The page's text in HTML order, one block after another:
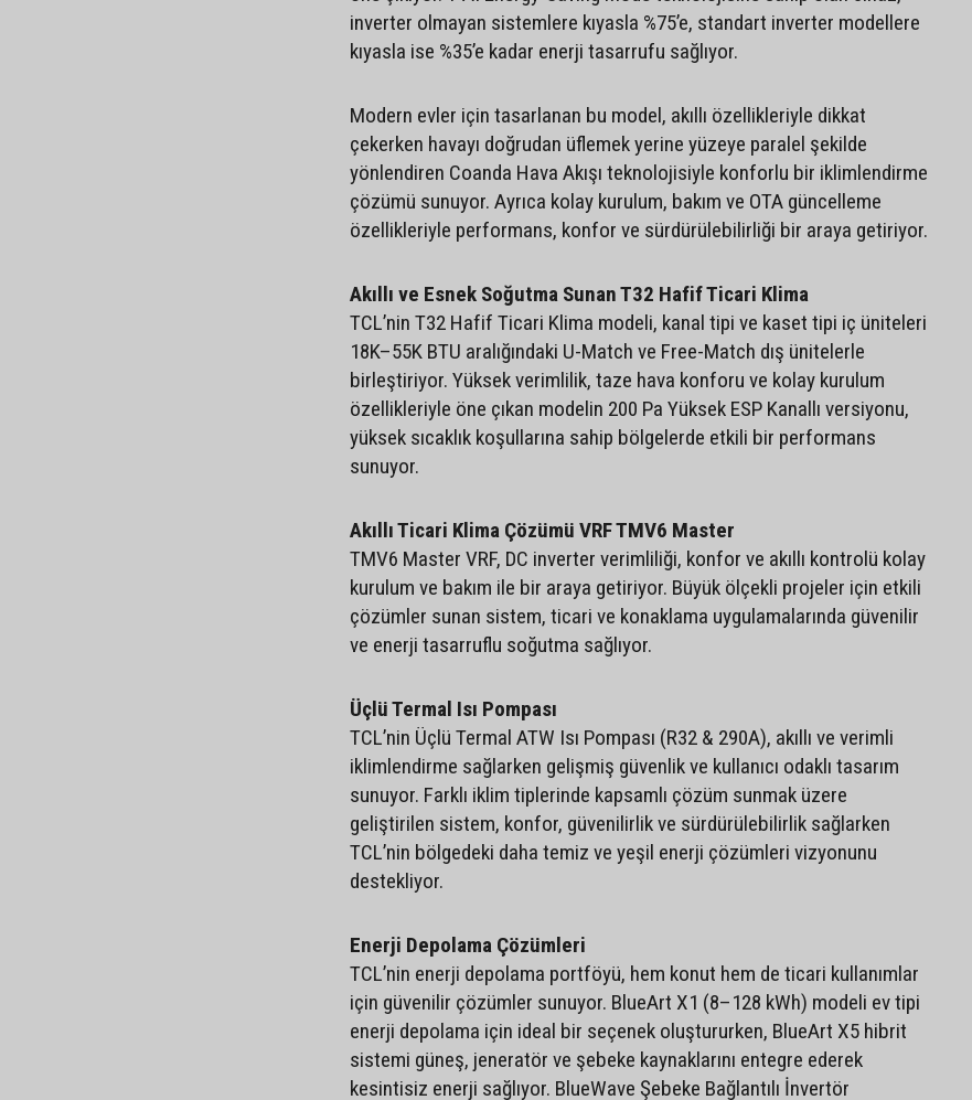
inverter olmayan sistemlere kıyasla %75’e, standart inverter modellere
kıyasla ise %35’e kadar enerji tasarrufu sağlıyor.
Modern evler için tasarlanan bu model, akıllı özellikleriyle dikkat
çekerken havayı doğrudan üflemek yerine yüzeye paralel şekilde
yönlendiren Coanda Hava Akışı teknolojisiyle konforlu bir iklimlendirme
çözümü sunuyor. Ayrıca kolay kurulum, bakım ve OTA güncelleme
özellikleriyle performans, konfor ve sürdürülebilirliği bir araya getiriyor.
Akıllı ve Esnek Soğutma Sunan T32 Hafif Ticari Klima
TCL’nin T32 Hafif Ticari Klima modeli, kanal tipi ve kaset tipi iç üniteleri
18K–55K BTU aralığındaki U-Match ve Free-Match dış ünitelerle
birleştiriyor. Yüksek verimlilik, taze hava konforu ve kolay kurulum
özellikleriyle öne çıkan modelin 200 Pa Yüksek ESP Kanallı versiyonu,
yüksek sıcaklık koşullarına sahip bölgelerde etkili bir performans
sunuyor.
Akıllı Ticari Klima Çözümü VRF TMV6 Master
TMV6 Master VRF, DC inverter verimliliği, konfor ve akıllı kontrolü kolay
kurulum ve bakım ile bir araya getiriyor. Büyük ölçekli projeler için etkili
çözümler sunan sistem, ticari ve konaklama uygulamalarında güvenilir
ve enerji tasarruflu soğutma sağlıyor.
Üçlü Termal Isı Pompası
TCL’nin Üçlü Termal ATW Isı Pompası (R32 & 290A), akıllı ve verimli
iklimlendirme sağlarken gelişmiş güvenlik ve kullanıcı odaklı tasarım
sunuyor. Farklı iklim tiplerinde kapsamlı çözüm sunmak üzere
geliştirilen sistem, konfor, güvenilirlik ve sürdürülebilirlik sağlarken
TCL’nin bölgedeki daha temiz ve yeşil enerji çözümleri vizyonunu
destekliyor.
Enerji Depolama Çözümleri
TCL’nin enerji depolama portföyü, hem konut hem de ticari kullanımlar
için güvenilir çözümler sunuyor. BlueArt X1 (8–128 kWh) modeli ev tipi
enerji depolama için ideal bir seçenek oluştururken, BlueArt X5 hibrit
sistemi güneş, jeneratör ve şebeke kaynaklarını entegre ederek
kesintisiz enerji sağlıyor. BlueWave Şebeke Bağlantılı İnvertör